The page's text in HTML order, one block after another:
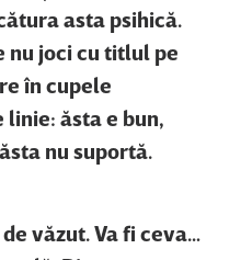
asta psihică.
nu joci cu titlul pe
în cupele
linie: ăsta e bun,
nu suportă.
văzut. Va fi ceva…